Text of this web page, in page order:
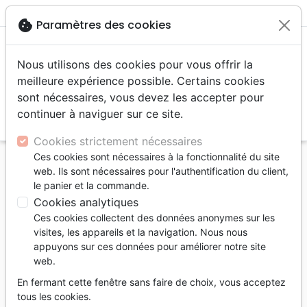
menu
Accueil Auteurs Clark Jayne
Jayne Clark
Liste des produits par auteur
Filtrertune
Enfants 6 - 9 ans
cookie Paramètres des cookies
Nous utilisons des cookies pour vous offrir la
meilleure expérience possible. Certains cookies
sont nécessaires, vous devez les accepter pour
continuer à naviguer sur ce site.
Cookies strictement nécessaires
Ces cookies sont nécessaires à la fonctionnalité du site
web. Ils sont nécessaires pour l'authentification du client,
le panier et la commande.
Cookies analytiques
Ces cookies collectent des données anonymes sur les
visites, les appareils et la navigation. Nous nous
appuyons sur ces données pour améliorer notre site
web.
En fermant cette fenêtre sans faire de choix, vous acceptez
tous les cookies.